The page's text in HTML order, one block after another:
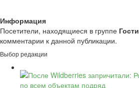
Информация
Посетители, находящиеся в группе Гости
комментарии к данной публикации.
Выбор редакции